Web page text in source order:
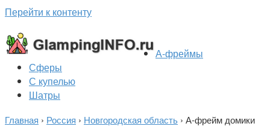
Перейти к контенту
А-фреймы
Сферы
С купелью
Шатры
Главная › Россия › Новгородская область › А-фрейм домики